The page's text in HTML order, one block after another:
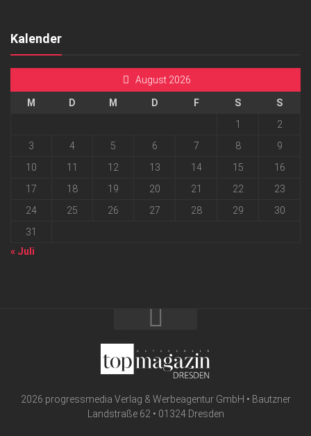
Kalender
August 2026
M D M D F S
S
1
2
3
4 5 6 7 8
9
10
11 12 13 14 15
16
17
18 19 20 21 22
23
24
25 26 27 28 29
30
31
« Juli
2026 progressmedia Verlag & Werbeagentur GmbH • Bautzner
Landstraße 62 • 01324 Dresden